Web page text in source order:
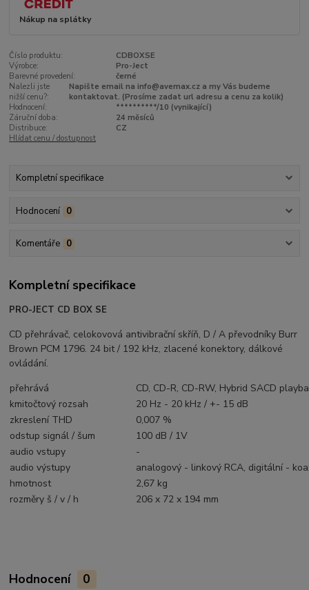
Nákup na splátky
Číslo produktu:
CDBOXSE
Výrobce:
Pro-Ject
Barevné provedení:
černé
Nalezli jste
nižší cenu?:
Napište email na info@avemax.cz a my Vás budeme
kontaktovat. (Prosíme zadat url adresu a cenu za kolik)
Hodnocení:
**********/10 (vynikající)
Záruční doba:
24 měsíců
Distribuce:
CZ
Hlídat cenu / dostupnost
Kompletní specifikace
Hodnocení 0
Komentáře 0
Kompletní specifikace
PRO-JECT CD BOX SE
CD přehrávač, celokovová antivibrační skříň, D / A převodníky Burr
Brown PCM 1796. 24 bit / 192 kHz, zlacené konektory, dálkové
ovládání.
přehrává
CD, CD-R, CD-RW, Hybrid SACD
kmitočtový rozsah
20 Hz - 20 kHz / +- 15 dB
zkreslení THD
0,007 %
odstup signál / šum
100 dB / 1V
audio vstupy
-
audio výstupy
analogový - linkový RCA, digitální -
hmotnost
2,67 kg
rozměry š / v / h
206 x 72 x 194 mm
Hodnocení 0